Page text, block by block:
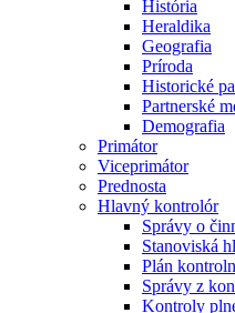
História
Heraldika
Geografia
Príroda
Historické
Partnerské
Demografia
Primátor
Viceprimátor
Prednosta
Hlavný kontrolór
Správy o
Stanoviská
Plán
Správy z
Kontroly